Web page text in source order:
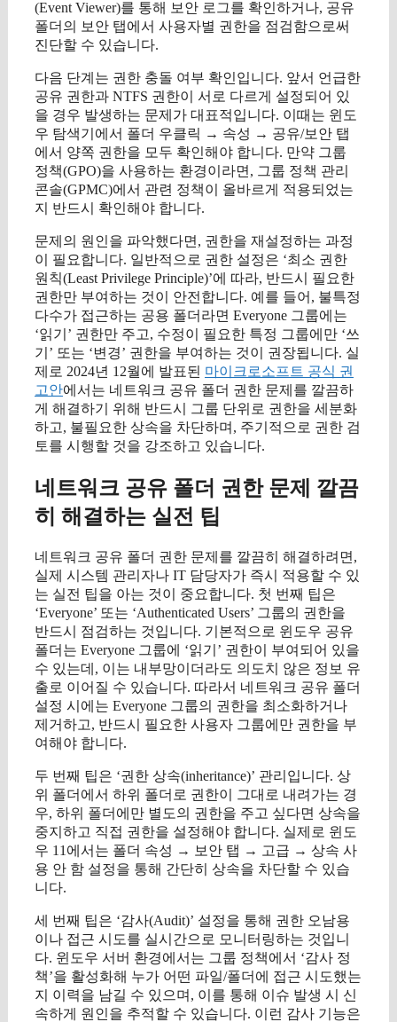
(Event Viewer)를 통해 보안 로그를 확인하거나, 공유
폴더의 보안 탭에서 사용자별 권한을 점검함으로써
진단할 수 있습니다.
다음 단계는 권한 충돌 여부 확인입니다. 앞서 언급한
공유 권한과 NTFS 권한이 서로 다르게 설정되어 있
을 경우 발생하는 문제가 대표적입니다. 이때는 윈도
우 탐색기에서 폴더 우클릭 → 속성 → 공유/보안 탭
에서 양쪽 권한을 모두 확인해야 합니다. 만약 그룹
정책(GPO)을 사용하는 환경이라면, 그룹 정책 관리
콘솔(GPMC)에서 관련 정책이 올바르게 적용되었는
지 반드시 확인해야 합니다.
문제의 원인을 파악했다면, 권한을 재설정하는 과정
이 필요합니다. 일반적으로 권한 설정은 ‘최소 권한
원칙(Least Privilege Principle)’에 따라, 반드시 필요한
권한만 부여하는 것이 안전합니다. 예를 들어, 불특정
다수가 접근하는 공용 폴더라면 Everyone 그룹에는
‘읽기’ 권한만 주고, 수정이 필요한 특정 그룹에만 ‘쓰
기’ 또는 ‘변경’ 권한을 부여하는 것이 권장됩니다. 실
제로 2024년 12월에 발표된 마이크로소프트 공식 권
고안에서는 네트워크 공유 폴더 권한 문제를 깔끔하
게 해결하기 위해 반드시 그룹 단위로 권한을 세분화
하고, 불필요한 상속을 차단하며, 주기적으로 권한 검
토를 시행할 것을 강조하고 있습니다.
네트워크 공유 폴더 권한 문제 깔끔
히 해결하는 실전 팁
네트워크 공유 폴더 권한 문제를 깔끔히 해결하려면,
실제 시스템 관리자나 IT 담당자가 즉시 적용할 수 있
는 실전 팁을 아는 것이 중요합니다. 첫 번째 팁은
‘Everyone’ 또는 ‘Authenticated Users’ 그룹의 권한을
반드시 점검하는 것입니다. 기본적으로 윈도우 공유
폴더는 Everyone 그룹에 ‘읽기’ 권한이 부여되어 있을
수 있는데, 이는 내부망이더라도 의도치 않은 정보 유
출로 이어질 수 있습니다. 따라서 네트워크 공유 폴더
설정 시에는 Everyone 그룹의 권한을 최소화하거나
제거하고, 반드시 필요한 사용자 그룹에만 권한을 부
여해야 합니다.
두 번째 팁은 ‘권한 상속(inheritance)’ 관리입니다. 상
위 폴더에서 하위 폴더로 권한이 그대로 내려가는 경
우, 하위 폴더에만 별도의 권한을 주고 싶다면 상속을
중지하고 직접 권한을 설정해야 합니다. 실제로 윈도
우 11에서는 폴더 속성 → 보안 탭 → 고급 → 상속 사
용 안 함 설정을 통해 간단히 상속을 차단할 수 있습
니다.
세 번째 팁은 ‘감사(Audit)’ 설정을 통해 권한 오남용
이나 접근 시도를 실시간으로 모니터링하는 것입니
다. 윈도우 서버 환경에서는 그룹 정책에서 ‘감사 정
책’을 활성화해 누가 어떤 파일/폴더에 접근 시도했는
지 이력을 남길 수 있으며, 이를 통해 이슈 발생 시 신
속하게 원인을 추적할 수 있습니다. 이런 감사 기능은